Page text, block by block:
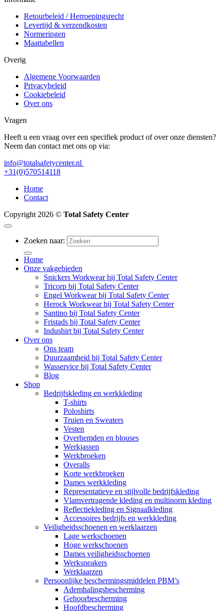
Retourbeleid / Herroepingsrecht
Levertijd & verzendkosten
Normeringen
Maattabellen
Overig
Algemene Voorwaarden
Privacybeleid
Cookiebeleid
Over ons
Vragen
Heeft u een vraag over een specifiek product of over onze diensten?
Neem dan contact met ons op via:
info@totalsafetycenter.nl
+31(0)570514118
Home
Contact
Copyright 2026 © Total Safety Center
Zoeken naar:
Home
Onze vakgebieden
Snickers Workwear bij Total Safety Center
Tricorp bij Total Safety Center
Engel Workwear bij Total Safety Center
Herock Workwear bij Total Safety Center
Santino bij Total Safety Center
Fristads bij Total Safety Center
Indushirt bij Total Safety Center
Over ons
Ons team
Duurzaamheid bij Total Safety Center
Wasservice bij Total Safety Center
Blog
Shop
Bedrijfskleding en werkkleding
T-shirts
Poloshirts
Truien en Sweaters
Vesten
Overhemden en blouses
Werkjassen
Werkbroeken
Overalls
Korte werkbroeken
Dames werkkleding
Representatieve en stijlvolle bedrijfskleding
Vlamvertragende kleding en multinorm kleding
Reflectiekleding en Signaalkleding
Accessoires bedrijfs en werkkleding
Veiligheidsschoenen en werklaarzen
Lage werkschoenen
Hoge werkschoenen
Dames veiligheidsschoenen
Werksneakers
Werklaarzen
Persoonlijke beschermingsmiddelen PBM’s
Ademhalingsbescherming
Gehoorbescherming
Hoofdbescherming